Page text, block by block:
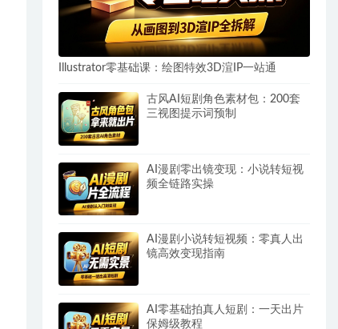
Illustrator零基础课：绘图特效3D渲IP一站通
古风AI短剧角色素材包：200套
三视图提示词预制
AI漫剧零出镜变现：小说转短视
频全链路实操
AI漫剧小说转短视频：零真人出
镜高效变现指南
AI零基础拍真人短剧：一天出片
保姆级教程